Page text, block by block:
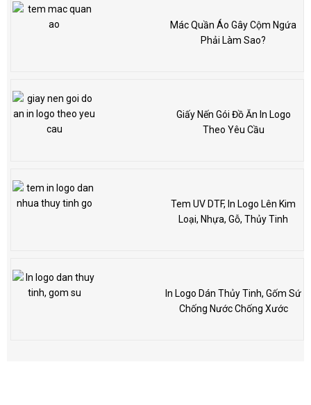
Mác Quần Áo Gây Cộm Ngứa
Phải Làm Sao?
Giấy Nến Gói Đồ Ăn In Logo
Theo Yêu Cầu
Tem UV DTF, In Logo Lên Kim
Loại, Nhựa, Gỗ, Thủy Tinh
In Logo Dán Thủy Tinh, Gốm Sứ
Chống Nước Chống Xước